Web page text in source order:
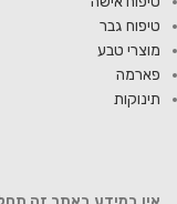
טיפוח גבר
מוצרי טבע
פארמה
תינוקות